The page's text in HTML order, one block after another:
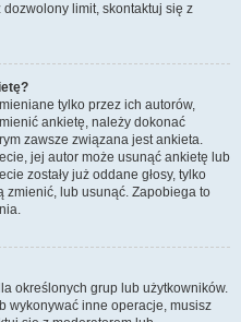
limit, skontaktuj się z
tylko przez ich autorów,
ankietę, należy dokonać
zawsze związana jest ankieta.
jej autor może usunąć ankietę lub
zostały już oddane głosy, tylko
zmienić, lub usunąć. Zapobiega to
określonych grup lub użytkowników.
wykonywać inne operacje, musisz